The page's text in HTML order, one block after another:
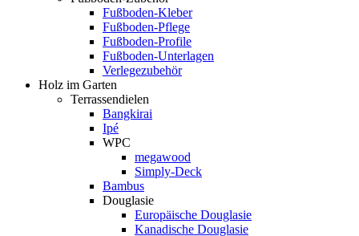
Fußboden-Kleber
Fußboden-Pflege
Fußboden-Profile
Fußboden-Unterlagen
Verlegezubehör
Holz im Garten
Terrassendielen
Bangkirai
Ipé
WPC
megawood
Simply-Deck
Bambus
Douglasie
Europäische Douglasie
Kanadische Douglasie